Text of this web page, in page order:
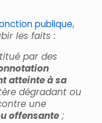
publique,
les faits :
par des
atteinte à sa
dégradant ou
une
offensante;